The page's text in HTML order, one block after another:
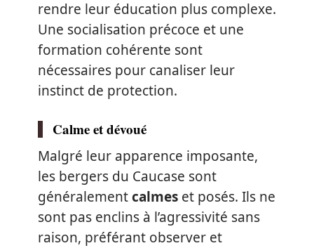
rendre leur éducation plus complexe.
Une socialisation précoce et une
formation cohérente sont
nécessaires pour canaliser leur
instinct de protection.
Calme et dévoué
Malgré leur apparence imposante,
les bergers du Caucase sont
généralementcalmes et posés. Ils ne
sont pas enclins à l’agressivité sans
raison, préférant observer et